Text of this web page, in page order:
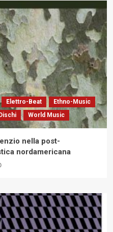
Elettro-Beat
Ethno-Music
World Music
nella post-
nordamericana